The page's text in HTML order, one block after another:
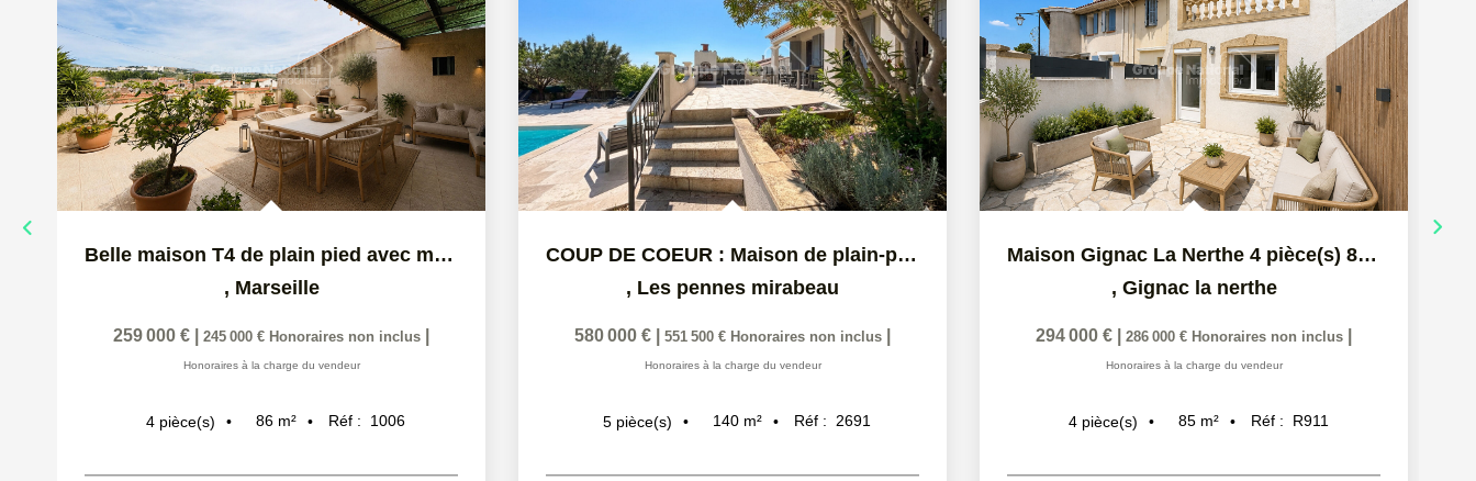
Belle maison T4 de plain pied avec magnifique terrasse de...
, Marseille
259 000 € 245 000 € Honoraires non inclus
Honoraires à la charge du vendeur
4 pièce(s) 86 m² Réf : 1006
COUP DE COEUR : Maison de plain-pied + T2 indépendant sur...
, Les pennes mirabeau
580 000 € 551 500 € Honoraires non inclus
Honoraires à la charge du vendeur
5 pièce(s) 140 m² Réf : 2691
Maison Gignac La Nerthe 4 pièce(s) 85 m2
, Gignac la nerthe
294 000 € 286 000 € Honoraires non inclus
Honoraires à la charge du vendeur
4 pièce(s) 85 m² Réf : R911